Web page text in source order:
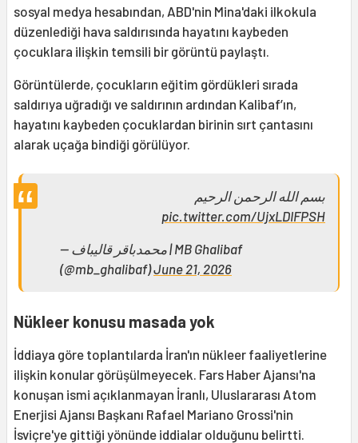
sosyal medya hesabından, ABD'nin Mina'daki ilkokula
düzenlediği hava saldırısında hayatını kaybeden
çocuklara ilişkin temsili bir görüntü paylaştı.
Görüntülerde, çocukların eğitim gördükleri sırada
saldırıya uğradığı ve saldırının ardından Kalibaf’ın,
hayatını kaybeden çocuklardan birinin sırt çantasını
alarak uçağa bindiği görülüyor.
بسم الله الرحمن الرحیم
pic.twitter.com/UjxLDIFPSH
— محمدباقر قالیباف | MB Ghalibaf
(@mb_ghalibaf)June 21, 2026
Nükleer konusu masada yok
İddiaya göre toplantılarda İran'ın nükleer faaliyetlerine
ilişkin konular görüşülmeyecek. Fars Haber Ajansı'na
konuşan ismi açıklanmayan İranlı, Uluslararası Atom
Enerjisi Ajansı Başkanı Rafael Mariano Grossi'nin
İsviçre'ye gittiği yönünde iddialar olduğunu belirtti.